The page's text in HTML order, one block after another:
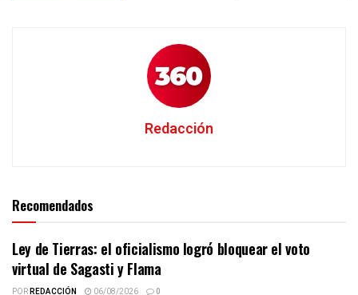
Redacción
Recomendados
Ley de Tierras: el oficialismo logró bloquear el voto
virtual de Sagasti y Flama
PORREDACCIÓN 06/08/2026 0